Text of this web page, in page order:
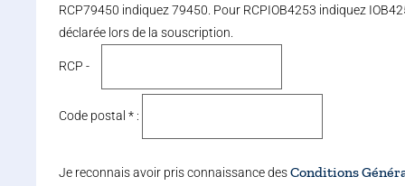
RCP79450 indiquez 79450. Pour RCPIOB4253 indiquez
déclarée lors de la souscription.
RCP -
Code postal * :
Je reconnais avoir pris connaissance desConditions